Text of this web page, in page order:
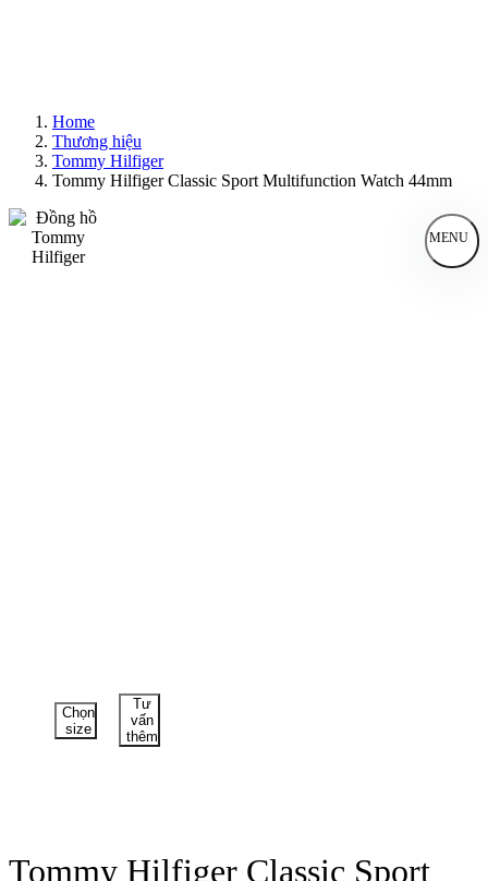
Home
Thương hiệu
Tommy Hilfiger
Tommy Hilfiger Classic Sport Multifunction Watch 44mm
MENU
Chọn
size
Tư
vấn
thêm
Tommy Hilfiger Classic Sport